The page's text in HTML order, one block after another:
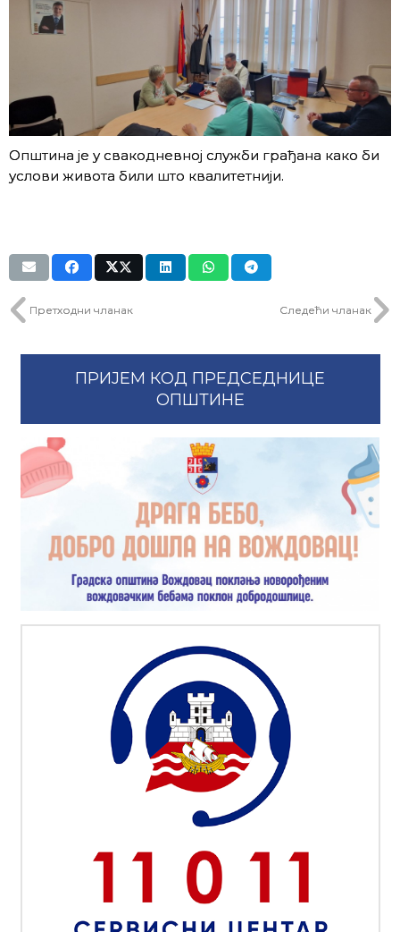
Општина је у свакодневној служби грађана како би
услови живота били што квалитетнији.
Претходни чланак Следећи чланак
ПРИЈЕМ КОД ПРЕДСЕДНИЦЕ
ОПШТИНЕ